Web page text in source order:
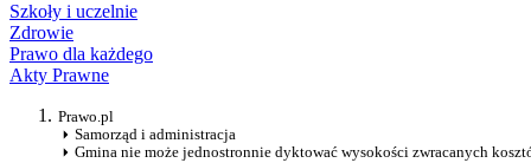
Szkoły i uczelnie
Zdrowie
Prawo dla każdego
Akty Prawne
Prawo.pl
Samorząd i administracja
Gmina nie może jednostronnie dyktować wysokości zwracanych